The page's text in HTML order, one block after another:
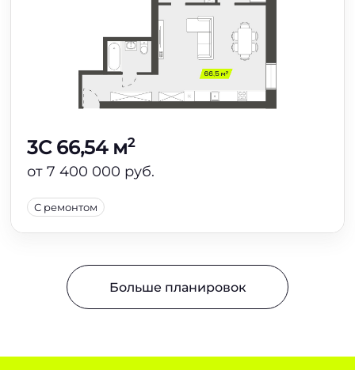
3C 66,54 м2
от 7 400 000 руб.
С ремонтом
Больше планировок